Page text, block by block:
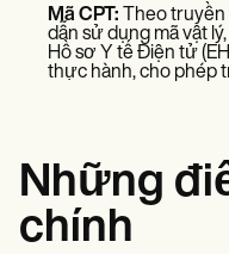
Mã CPT: Theo
dẫn sử dụng mã vật
Hồ sơ Y tế Điện tử
thực hành, cho phép
Những
chính